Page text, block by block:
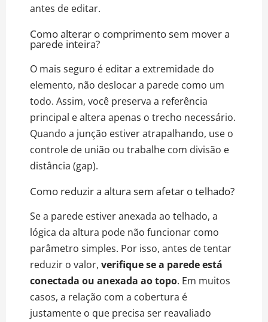
antes de editar.
Como alterar o comprimento sem mover a
parede inteira?
O mais seguro é editar a extremidade do
elemento, não deslocar a parede como um
todo. Assim, você preserva a referência
principal e altera apenas o trecho necessário.
Quando a junção estiver atrapalhando, use o
controle de união ou trabalhe com divisão e
distância (gap).
Como reduzir a altura sem afetar o telhado?
Se a parede estiver anexada ao telhado, a
lógica da altura pode não funcionar como
parâmetro simples. Por isso, antes de tentar
reduzir o valor, verifique se a parede está
conectada ou anexada ao topo. Em muitos
casos, a relação com a cobertura é
justamente o que precisa ser reavaliado